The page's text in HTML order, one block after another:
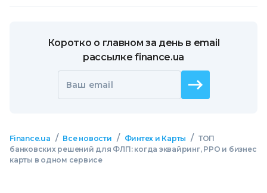
Коротко о главном за день в email
рассылке finance.ua
Ваш email
Finance.ua / Все новости / Финтех и Карты / ТОП
банковских решений для ФЛП: когда эквайринг, РРО и бизнес
карты в одном сервисе